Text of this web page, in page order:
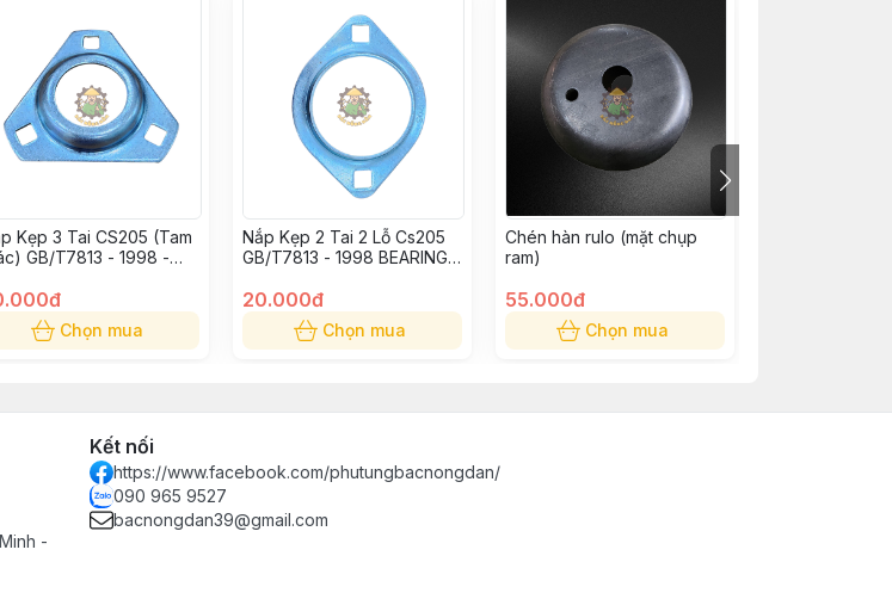
Kẹp 3 Tai CS205 (Tam
GB/T7813 - 1998 -
Chọn mua
Nắp Kẹp 2 Tai 2 Lỗ Cs205
GB/T7813 - 1998 BEARING
20.000đ
Chọn mua
Chén hàn rulo (mặt chụp
ram)
55.000đ
Chọn mua
-
Kết nối
https://www.facebook.com/phutungbacnongdan/
090 965 9527
bacnongdan39@gmail.com